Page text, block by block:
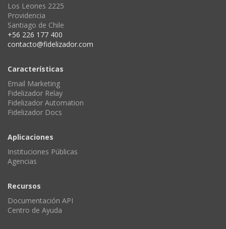
Los Leones 2225
Providencia
Santiago de Chile
+56 226 177 400
contacto@fidelizador.com
Características
Email Marketing
Fidelizador Relay
Fidelizador Automation
Fidelizador Docs
Aplicaciones
Instituciones Públicas
Agencias
Recursos
Documentación API
Centro de Ayuda